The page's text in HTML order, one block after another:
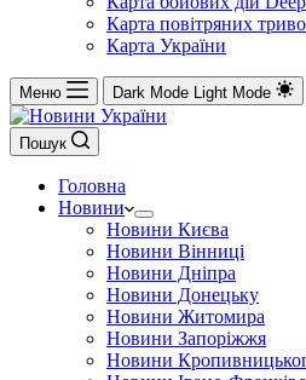
Карта повітряних
Карта України
Меню Dark Mode Light Mode
Пошук
Головна
Новини
Новини Києва
Новини Вінниці
Новини Дніпра
Новини Донецьку
Новини Житомира
Новини Запоріжжя
Новини